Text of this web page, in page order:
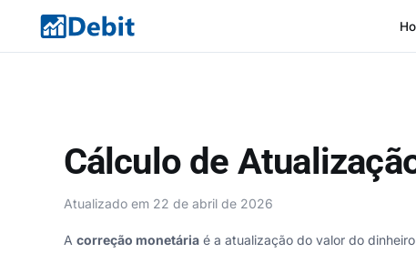
Cálculo de
Atualizado em 22 de abril de 2026
A correção monetáriaé a atualização do valor do